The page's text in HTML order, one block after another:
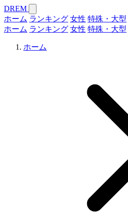
DREM
ホーム ランキング 女性 特殊・大型
ホーム ランキング 女性 特殊・大型
ホーム